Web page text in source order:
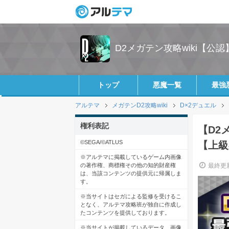
D2メガテン攻略wiki【公認
トップ 悪魔一覧 最強
アルテマ メガテンD2攻略wiki D×2デュエル
【D2
【上
最終更
権利表記
©SEGA/©ATLUS
※アルテマに掲載しているゲーム内画像
の著作権、商標権その他の知的財産権
は、当該コンテンツの提供元に帰属しま
す。
※当サイトはセガによる監修を受けるこ
となく、アルテマ攻略班が独自に作成し
たコンテンツを提供しております。
※当サイトが掲載しているデータ、画像